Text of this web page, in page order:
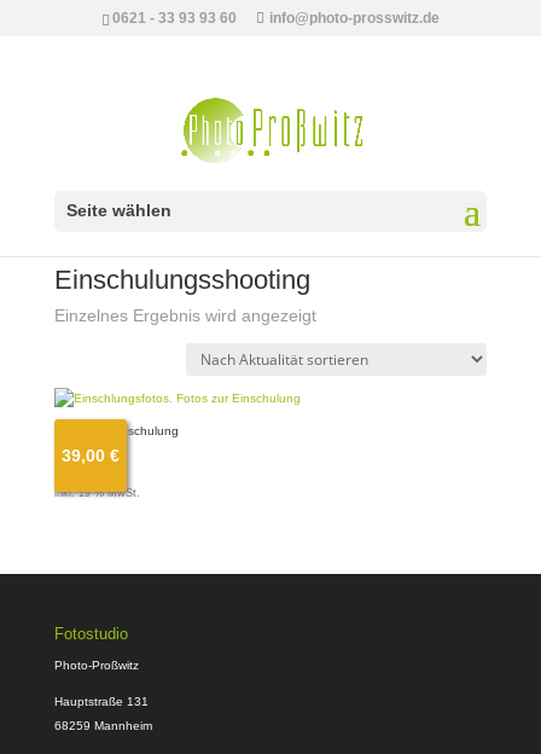
0621 - 33 93 93 60 info@photo-prosswitz.de
Seite wählen
Einschulungsshooting
Einzelnes Ergebnis wird angezeigt
39,00 €
Fotos zur Einschulung
39,00€
inkl. 19 % MwSt.
Fotostudio
Photo-Proßwitz
Hauptstraße 131
68259 Mannheim